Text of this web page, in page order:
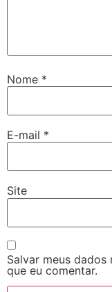
Nome *
E-mail *
Site
Salvar meus
que eu comentar.